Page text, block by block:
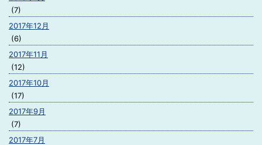
(7)
2017年12月
(6)
2017年11月
(12)
2017年10月
(17)
2017年9月
(7)
2017年7月